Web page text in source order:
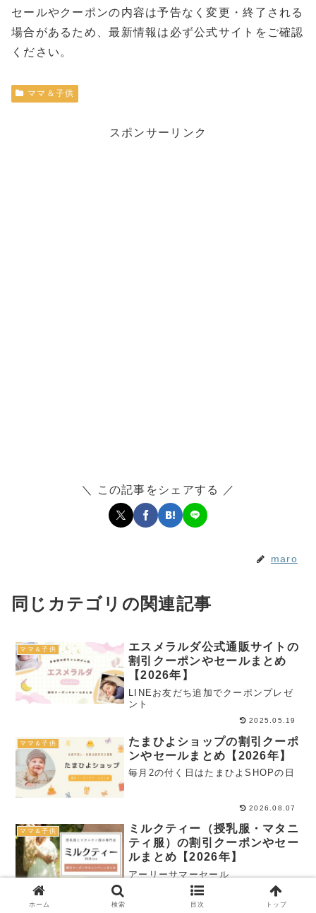
セールやクーポンの内容は予告なく変更・終了される
場合があるため、最新情報は必ず公式サイトをご確認
ください。
ママ＆子供
スポンサーリンク
＼ この記事をシェアする ／
maro
同じカテゴリの関連記事
ママ＆子供
エスメラルダ公式通販サイトの
割引クーポンやセールまとめ
【2026年】
LINEお友だち追加でクーポンプレゼ
ント
2025.05.19
ママ＆子供
たまひよショップの割引クーポ
ンやセールまとめ【2026年】
毎月2の付く日はたまひよSHOPの日
2026.08.07
ママ＆子供
ミルクティー（授乳服・マタニ
ティ服）の割引クーポンやセー
ルまとめ【2026年】
アーリーサマーセール
2026.06.12
ホーム 検索 目次 トップ